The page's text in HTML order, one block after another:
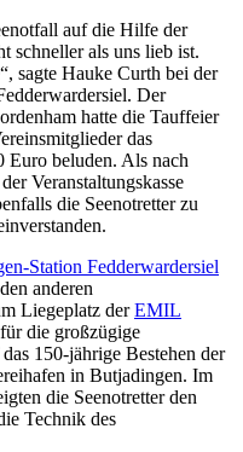
auf die Hilfe der
schneller als uns lieb ist.
sagte Hauke Curth bei der
Der
hatte die Tauffeier
das
Euro beluden. Als nach
Veranstaltungskasse
die Seenotretter zu
Station Fedderwardersiel
anderen
Liegeplatz derEMIL
die großzügige
150-jährige Bestehen der
in Butjadingen. Im
die Seenotretter den
Technik des